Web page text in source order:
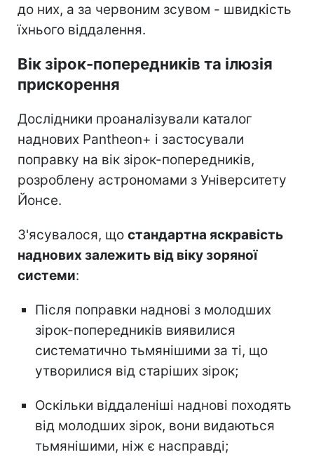
до них, а за червоним зсувом - швидкість
їхнього віддалення.
Вік зірок-попередників та ілюзія
прискорення
Дослідники проаналізували каталог
наднових Pantheon+ і застосували
поправку на вік зірок-попередників,
розроблену астрономами з Університету
Йонсе.
З'ясувалося, що стандартна яскравість
наднових залежить від віку зоряної
системи:
Після поправки наднові з молодших
зірок-попередників виявилися
систематично тьмянішими за ті, що
утворилися від старіших зірок;
Оскільки віддаленіші наднові походять
від молодших зірок, вони видаються
тьмянішими, ніж є насправді;